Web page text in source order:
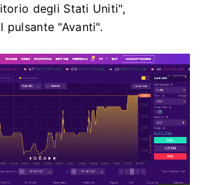
degli Stati Uniti",
pulsante "Avanti".